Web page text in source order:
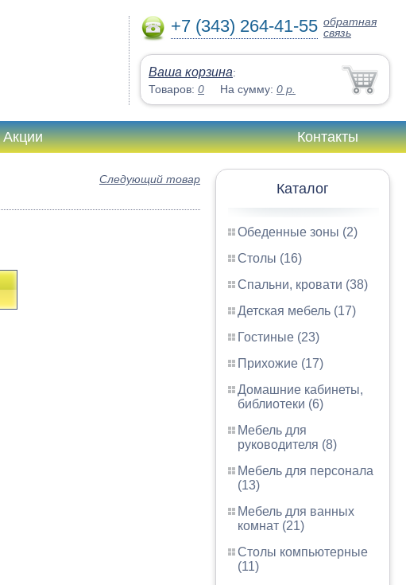
+7 (343) 264-41-55 обратная
связь
Ваша корзина:
Товаров: 0 На сумму: 0 р.
Акции Контакты
Каталог
Обеденные зоны (2)
Столы (16)
Спальни, кровати (38)
Детская мебель (17)
Гостиные (23)
Прихожие (17)
Домашние кабинеты,
библиотеки (6)
Мебель для
руководителя (8)
Мебель для персонала
(13)
Мебель для ванных
комнат (21)
Столы компьютерные
(11)
Следующий товар